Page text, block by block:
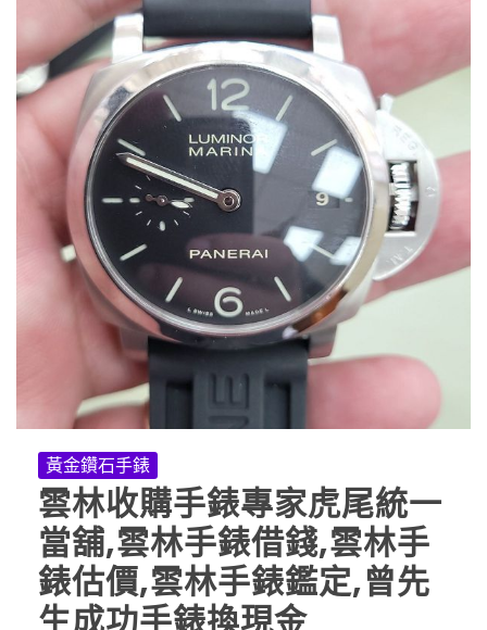
黃金鑽石手錶
雲林收購手錶專家虎尾統一
當舖,雲林手錶借錢,雲林手
錶估價,雲林手錶鑑定,曾先
生成功手錶換現金